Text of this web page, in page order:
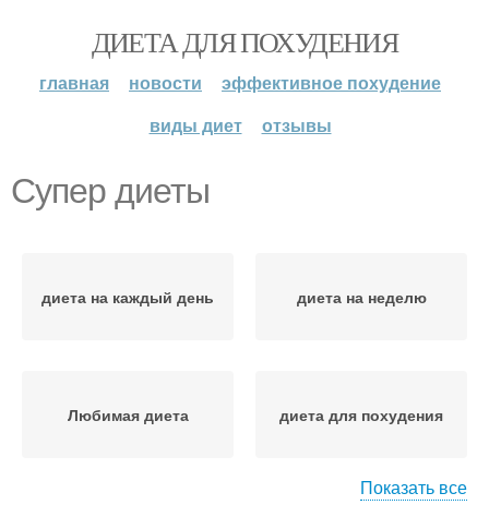
ДИЕТА ДЛЯ ПОХУДЕНИЯ
главная новости
эффективное похудение
виды диет
отзывы
Супер диеты
диета на каждый день диета на неделю
Любимая диета диета для похудения
Показать все